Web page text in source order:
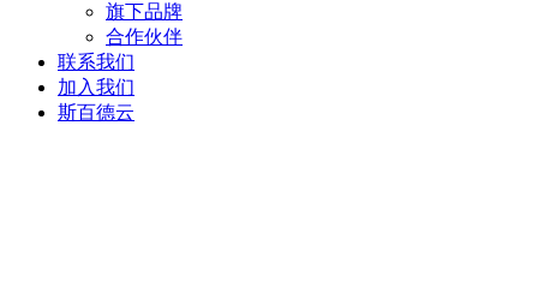
旗下品牌
合作伙伴
联系我们
加入我们
斯百德云